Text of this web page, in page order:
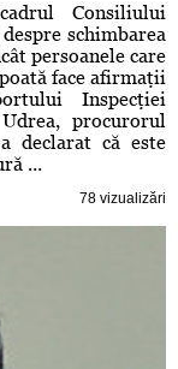
Consiliului
schimbarea
persoanele care
face afirmaţii
Inspecţiei
procurorul
declarat că este
...
78 vizualizări